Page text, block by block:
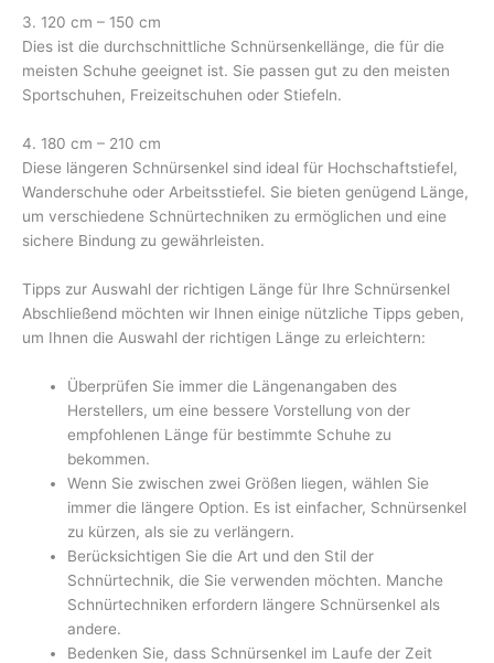
3. 120 cm – 150 cm
Dies ist die durchschnittliche Schnürsenkellänge, die für die
meisten Schuhe geeignet ist. Sie passen gut zu den meisten
Sportschuhen, Freizeitschuhen oder Stiefeln.
4. 180 cm – 210 cm
Diese längeren Schnürsenkel sind ideal für Hochschaftstiefel,
Wanderschuhe oder Arbeitsstiefel. Sie bieten genügend Länge,
um verschiedene Schnürtechniken zu ermöglichen und eine
sichere Bindung zu gewährleisten.
Tipps zur Auswahl der richtigen Länge für Ihre Schnürsenkel
Abschließend möchten wir Ihnen einige nützliche Tipps geben,
um Ihnen die Auswahl der richtigen Länge zu erleichtern:
Überprüfen Sie immer die Längenangaben des
Herstellers, um eine bessere Vorstellung von der
empfohlenen Länge für bestimmte Schuhe zu
bekommen.
Wenn Sie zwischen zwei Größen liegen, wählen Sie
immer die längere Option. Es ist einfacher, Schnürsenkel
zu kürzen, als sie zu verlängern.
Berücksichtigen Sie die Art und den Stil der
Schnürtechnik, die Sie verwenden möchten. Manche
Schnürtechniken erfordern längere Schnürsenkel als
andere.
Bedenken Sie, dass Schnürsenkel im Laufe der Zeit